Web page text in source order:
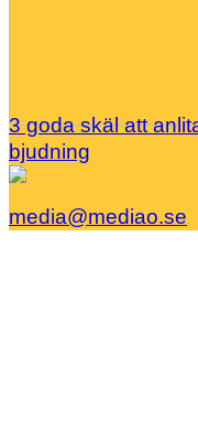
3 goda skäl att
bjudning
media@mediao.se